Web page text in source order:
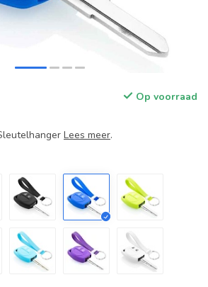
Op voorraad
Lees meer.